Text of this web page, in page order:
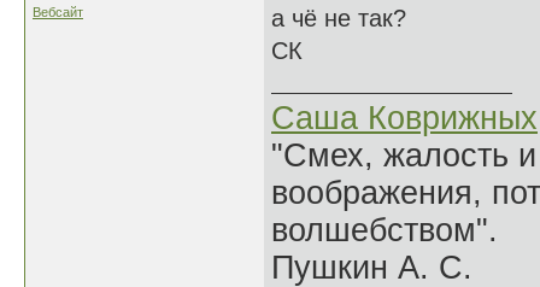
Вебсайт
а чё не так?
СК
Саша Коврижных
"Смех, жалость
воображения,
волшебством".
Пушкин А. С.